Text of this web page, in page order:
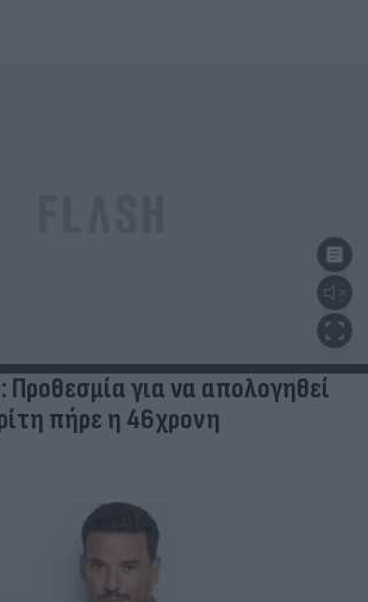
για να απολογηθεί
πήρε η 46χρονη